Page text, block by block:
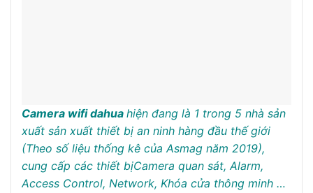
Camera wifi dahua hiện đang là 1 trong 5 nhà sản
xuất sản xuất thiết bị an ninh hàng đầu thế giới
(Theo số liệu thống kê của Asmag năm 2019),
cung cấp các thiết bịCamera quan sát, Alarm,
Access Control, Network, Khóa cửa thông minh …